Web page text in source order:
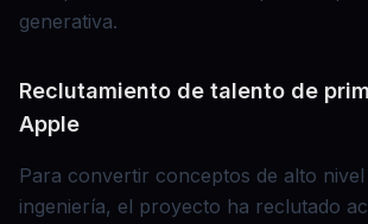
generativa.
Reclutamiento de talento de
Apple
Para convertir conceptos de alto nivel
ingeniería, el proyecto ha reclutado